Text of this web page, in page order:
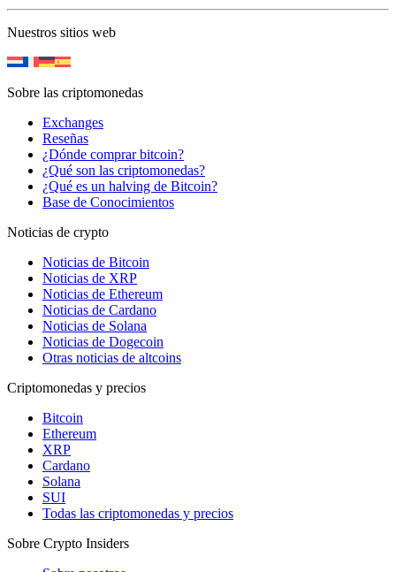
Nuestros sitios web
Sobre las criptomonedas
Exchanges
Reseñas
¿Dónde comprar bitcoin?
¿Qué son las criptomonedas?
¿Qué es un halving de Bitcoin?
Base de Conocimientos
Noticias de crypto
Noticias de Bitcoin
Noticias de XRP
Noticias de Ethereum
Noticias de Cardano
Noticias de Solana
Noticias de Dogecoin
Otras noticias de altcoins
Criptomonedas y precios
Bitcoin
Ethereum
XRP
Cardano
Solana
SUI
Todas las criptomonedas y precios
Sobre Crypto Insiders